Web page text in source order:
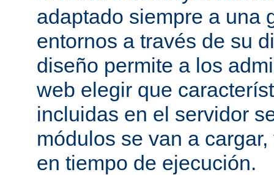
adaptado siempre a una
entornos a través de su
diseño permite a los
web elegir que
incluidas en el servidor
módulos se van a
en tiempo de ejecución.